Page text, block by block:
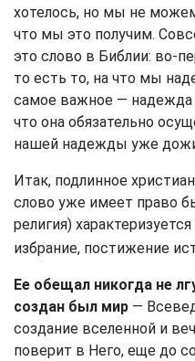
хотелось, но мы не
что мы это получим.
это слово в Библии: во-
то есть то, на что мы
самое важное — надежда
что она обязательно
нашей надежды уже
Итак, подлинное
слово уже имеет право
религия)
избрание, постижение
Ее обещал никогда не
создан был мир —
создание вселенной и
поверит в Него, еще до